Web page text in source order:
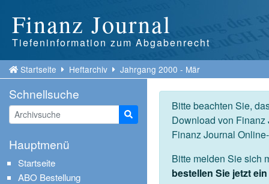
Finanz Journal
Tiefeninformation zum Abgabenrecht
Startseite Heftarchiv Jahrgang 2000 - Mär
Bitte beachten Sie,
Download von
Finanz Journal
Bitte melden Sie sich
bestellen Sie jetzt
Schnellsuche
Suche starten
Hauptmenü
Startseite
ABO Bestellung